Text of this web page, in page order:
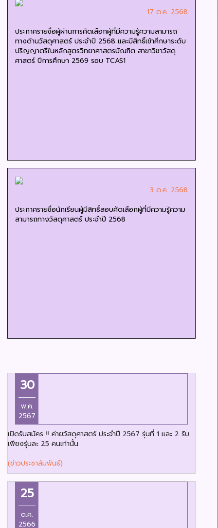
17 ต.ค. 2568
ประกาศรายชื่อผู้ผ่านการคัดเลือกผู้ที่มีความรู้ความสามารถ
ทางด้านวัสดุศาสตร์ ประจำปี 2568 และมีสิทธิ์เข้าศึกษาระดับ
ปริญญาตรีในหลักสูตรวิทยาศาสตรบัณฑิต สาขาวิชาวัสดุ
ศาสตร์ ปีการศึกษา 2569 รอบ TCAS1
3 ต.ค. 2568
ประกาศรายชื่อนักเรียนผู้มีสิทธิ์สอบคัดเลือกผู้ที่มีความรู้ความ
สามารถทางวัสดุศาสตร์ ประจำปี 2568
30
พ.ค.
2567
เปิดรับสมัคร ‼️ ค่ายวัสดุศาสตร์ ประจำปี 2567 รุ่นที่ 1 และ 2 รับ
เพียงรุ่นละ 25 คนเท่านั้น
(ข่าวประชาสัมพันธ์)
25
ต.ค.
2566